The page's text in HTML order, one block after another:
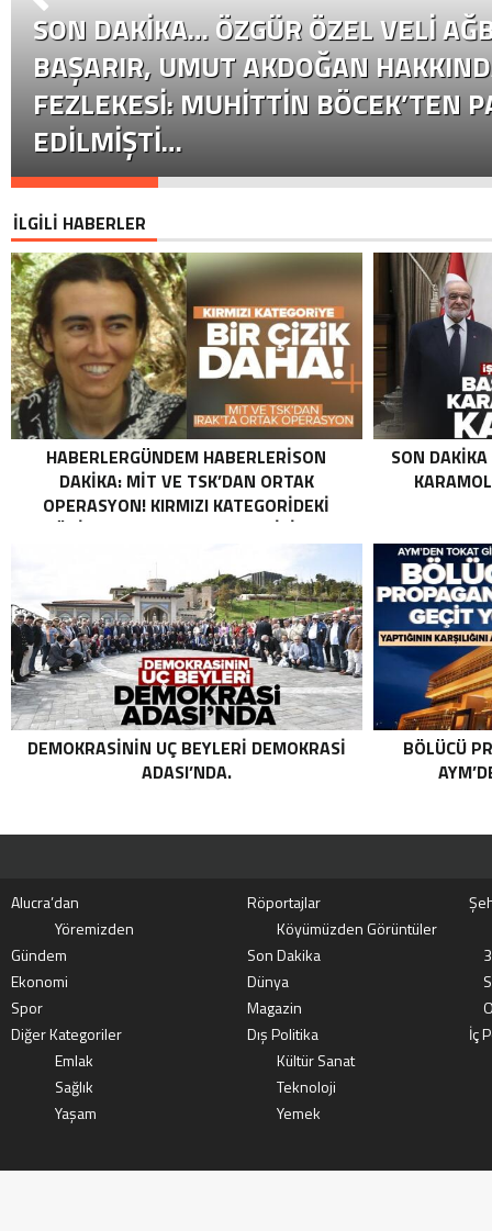
SON DAKİKA… ÖZGÜR ÖZEL VELI
BAŞARIR, UMUT AKDOĞAN
FEZLEKESI: MUHITTIN BÖCEK’TEN
EDILMIŞTI…
İLGİLİ HABERLER
HABERLERGÜNDEM HABERLERISON
DAKIKA: MİT VE TSK’DAN ORTAK
OPERASYON! KIRMIZI KATEGORIDEKI
TERÖRIST NAZLI TAŞPINAR ETKISIZ HALE
ORTAK OPERASYON! KIRMIZI
KATEGORIDEKI TERÖRIST NAZLI
TAŞPINAR ETKISIZ HALE GETIRILDI .
SON
DEMOKRASININ UÇ BEYLERI DEMOKRASI
ADASI’NDA.
BÖLÜCÜ
Alucra’dan Röportajlar
Yöremizden
Köyümüzden Görüntüler
Gündem
Son Dakika
Ekonomi
Dünya
Spor
Magazin
Diğer Kategoriler
Dış Politika
İç
Emlak
Kültür Sanat
Sağlık
Teknoloji
Yaşam
Yemek